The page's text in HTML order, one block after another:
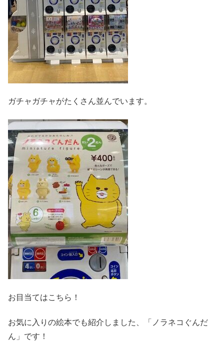
ガチャガチャがたくさん並んでいます。
お目当てはこちら！
お気に入りの絵本でも紹介しました、「ノラネコぐんだ
ん」です！